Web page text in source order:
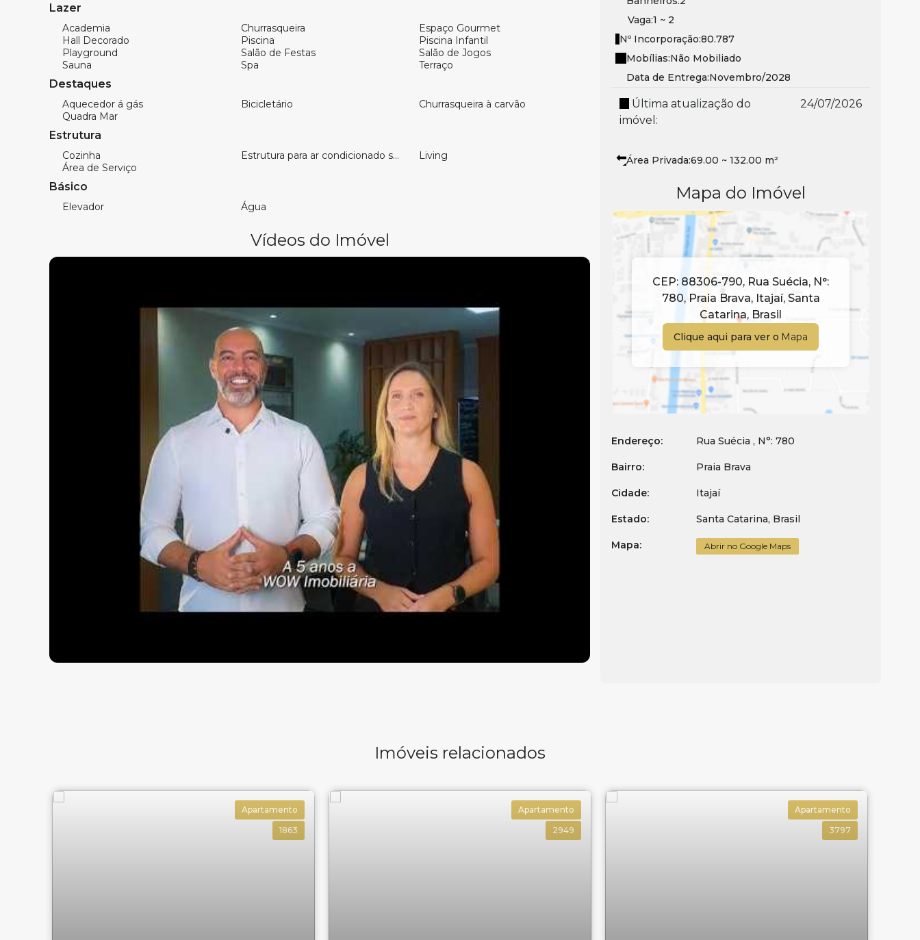
O Brava Living é a escolha ideal para quem deseja viver ou investir na Praia Brava, uma das regiões
mais valorizadas e desejadas do litoral catarinense, unindo localização privilegiada, infraestrutura
completa e o conforto de um verdadeiro lar.
Características do apartamento:
2 ou 3 Dormitórios, Sendo 1 Suíte
Living com Cozinha Integrada
Sacada com Churrasqueira a Carvão
Banheiro Social
Características do Empreendimento:
Piscinas Adulto e Infantil
Quadra Poliesportiva
Sala de Jogos
Lazer
Academia Churrasqueira
Espaço Gourmet
Hall Decorado
Piscina
Piscina Infantil
Playground
Salão de Festas
Salão de Jogos
Sauna
Spa Terraço
Destaques
Aquecedor á gás Bicicletário
Churrasqueira à carvão
Quadra Mar
Estrutura
Cozinha Estrutura para ar condicionado split
Living
Área de Serviço
Básico
Elevador Água
Vídeos do Imóvel
Vaga:1 ~ 2
Nº Incorporação:80.787
Mobílias:Não Mobiliado
Data de Entrega:Novembro/2028
Última atualização do
imóvel:
24/07/2026
Área Privada:69.00 ~ 132.00 m²
Mapa do Imóvel
CEP: 88306-790, Rua Suécia, N°:
780, Praia Brava, Itajaí, Santa
Catarina, Brasil
Clique aqui para ver o Mapa
Endereço: Rua Suécia , N°: 780
Bairro: Praia Brava
Cidade: Itajaí
Estado: Santa Catarina, Brasil
Mapa: Abrir no Google Maps
Imóveis relacionados
Apartamento
1863
Apartamento
2949
Apartamento
3797